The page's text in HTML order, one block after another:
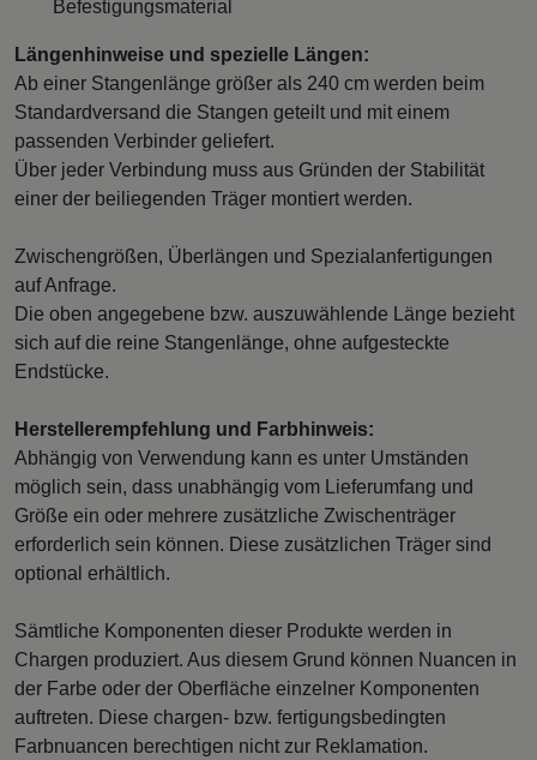
Befestigungsmaterial
Längenhinweise und spezielle Längen:
Ab einer Stangenlänge größer als 240 cm werden beim
Standardversand die Stangen geteilt und mit einem
passenden Verbinder geliefert.
Über jeder Verbindung muss aus Gründen der Stabilität
einer der beiliegenden Träger montiert werden.
Zwischengrößen, Überlängen und Spezialanfertigungen
auf Anfrage.
Die oben angegebene bzw. auszuwählende Länge bezieht
sich auf die reine Stangenlänge, ohne aufgesteckte
Endstücke.
Herstellerempfehlung und Farbhinweis:
Abhängig von Verwendung kann es unter Umständen
möglich sein, dass unabhängig vom Lieferumfang und
Größe ein oder mehrere zusätzliche Zwischenträger
erforderlich sein können. Diese zusätzlichen Träger sind
optional erhältlich.
Sämtliche Komponenten dieser Produkte werden in
Chargen produziert. Aus diesem Grund können Nuancen in
der Farbe oder der Oberfläche einzelner Komponenten
auftreten. Diese chargen- bzw. fertigungsbedingten
Farbnuancen berechtigen nicht zur Reklamation.